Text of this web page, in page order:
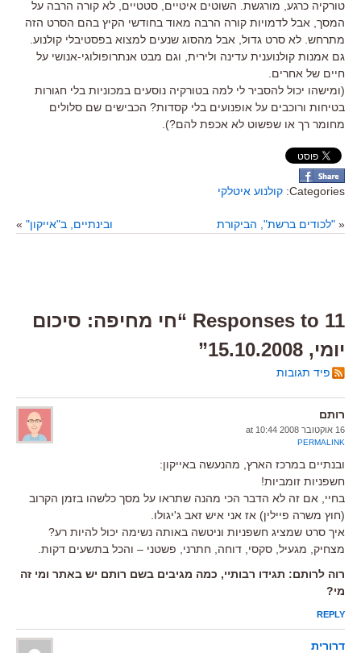
טורקיה כרגע, מורגשת. השוטים איטיים, סטטיים, לא קורה הרבה על
המסך, אבל לדמויות קורה הרבה מאוד בחודשי הקיץ בהם הסרט הזה
מתרחש. לא סרט גדול, אבל מהסוג שנעים למצוא בפסטיבלי קולנוע.
גם אמנות קולנוענית עדינה ולירית, וגם מבט אנתרופולוגי-אנושי על
חיים של אחרים.
(ומישהו יכול להסביר לי למה בטורקיה נוסעים במכוניות בלי חגורות
בטיחות ורוכבים על אופנועים בלי קסדות? הכבישים שם סלולים
מחומר רך או שפשוט לא אכפת להם?).
Categories: קולנוע איטלקי
« "לכודים ברשת", הביקורת ובינתיים, ב"אייקון" »
11 Responses to “חי מחיפה: סיכום
יומי, 15.10.2008”
פיד תגובות
רותם
16 אוקטובר 2008 at 10:44
PERMALINK
ובנתיים במרכז הארץ, מהנעשה באייקון:
חשפניות זומביות!
בחיי, אם זה לא הדבר הכי מהנה שתראו על מסך כלשהו בזמן הקרוב
(חוץ משרה פיילין) אז אני איש זאב ג'יגולו.
איך סרט שמציג חשפניות וניטשה באותה נשימה יכול להיות רע?
מצחיק, מגעיל, סקסי, דוחה, חתרני, פשטני – והכל בתשעים דקות.
רוה לרותם: תגידו רבותיי, כמה מגיבים בשם רותם יש באתר ומי זה
מי?
REPLY
דרורית